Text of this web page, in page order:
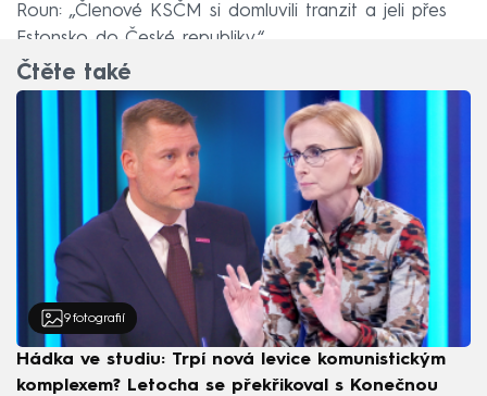
Roun: „Členové KSČM si domluvili tranzit a jeli přes
Estonsko do České republiky.“
Čtěte také
9 fotografií
Hádka ve studiu: Trpí nová levice komunistickým
komplexem? Letocha se překřikoval s Konečnou